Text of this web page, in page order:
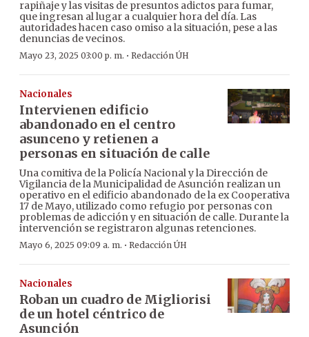
rapiñaje y las visitas de presuntos adictos para fumar,
que ingresan al lugar a cualquier hora del día. Las
autoridades hacen caso omiso a la situación, pese a las
denuncias de vecinos.
Mayo 23, 2025 03:00 p. m. · Redacción ÚH
Nacionales
Intervienen edificio
abandonado en el centro
asunceno y retienen a
personas en situación de calle
Una comitiva de la Policía Nacional y la Dirección de
Vigilancia de la Municipalidad de Asunción realizan un
operativo en el edificio abandonado de la ex Cooperativa
17 de Mayo, utilizado como refugio por personas con
problemas de adicción y en situación de calle. Durante la
intervención se registraron algunas retenciones.
Mayo 6, 2025 09:09 a. m. · Redacción ÚH
Nacionales
Roban un cuadro de Migliorisi
de un hotel céntrico de
Asunción